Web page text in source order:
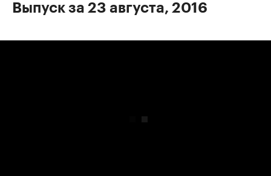
Выпуск за 23 августа, 2016